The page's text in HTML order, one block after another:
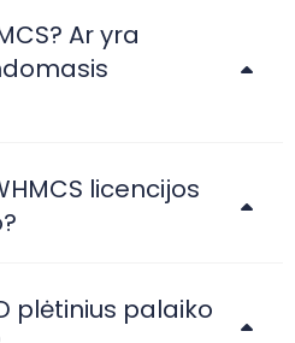
Ar yra
licencijos
plėtinius palaiko